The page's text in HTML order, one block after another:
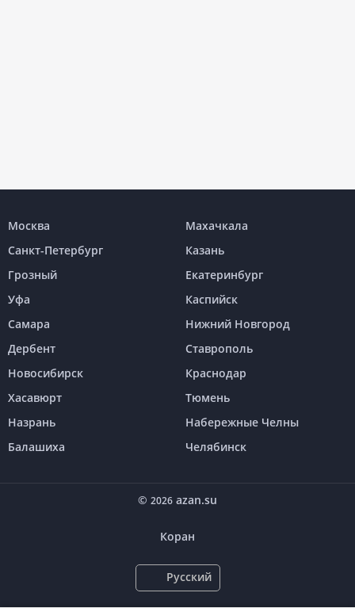
Москва
Махачкала
Санкт-Петербург
Казань
Грозный
Екатеринбург
Уфа
Каспийск
Самара
Нижний Новгород
Дербент
Ставрополь
Новосибирск
Краснодар
Хасавюрт
Тюмень
Назрань
Набережные Челны
Балашиха
Челябинск
© 2026 azan.su
Коран
Русский